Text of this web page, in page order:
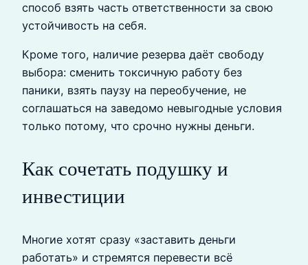
способ взять часть ответственности за свою
устойчивость на себя.
Кроме того, наличие резерва даёт свободу
выбора: сменить токсичную работу без
паники, взять паузу на переобучение, не
соглашаться на заведомо невыгодные условия
только потому, что срочно нужны деньги.
Как сочетать подушку и
инвестиции
Многие хотят сразу «заставить деньги
работать» и стремятся перевести всё